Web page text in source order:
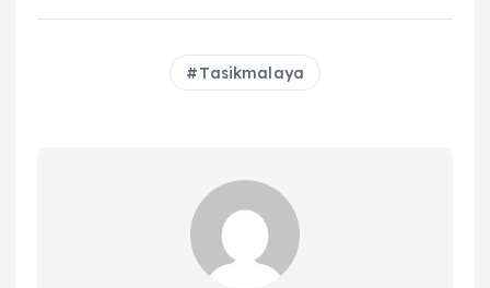
c it a
ts
A
ai
l
re
a
d
a
re
Tasikmalaya